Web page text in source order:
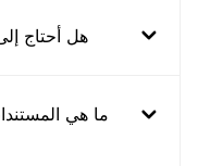
هل أحتاج
ما هي